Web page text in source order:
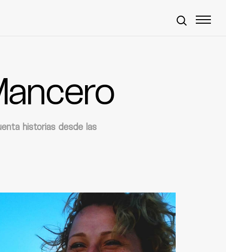
historias desde las